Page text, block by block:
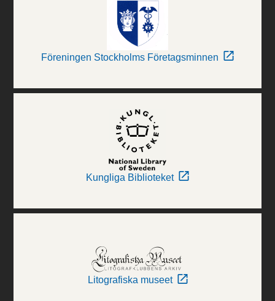
Föreningen Stockholms Företagsminnen
Kungliga Biblioteket
Litografiska museet